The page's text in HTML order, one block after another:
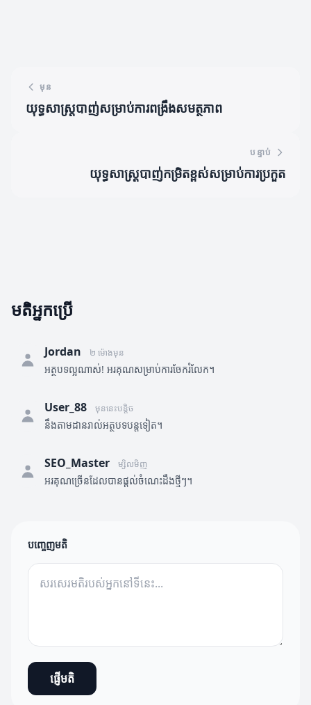
មុន
យុទ្ធសាស្រ្តបាញ់សម្រាប់ការពង្រឹងសមត្ថភាព
បន្ទាប់
យុទ្ធសាស្រ្តបាញ់កម្រិតខ្ពស់សម្រាប់ការប្រកួត
មតិអ្នកប្រើ
Jordan ២ ម៉ោងមុន
អត្ថបទល្អណាស់! អរគុណសម្រាប់ការចែករំលែក។
User_88 មុននេះបន្តិច
នឹងតាមដានរាល់អត្ថបទបន្តទៀត។
SEO_Master ម្សិលមិញ
អរគុណច្រើនដែលបានផ្តល់ចំណេះដឹងថ្មីៗ។
បញ្ចេញមតិ
ផ្ញើមតិ